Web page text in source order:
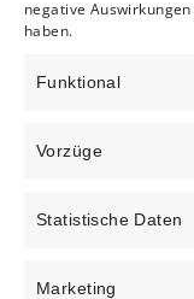
negative
haben.
Funktional
Vorzüge
Statistische Daten
Marketing